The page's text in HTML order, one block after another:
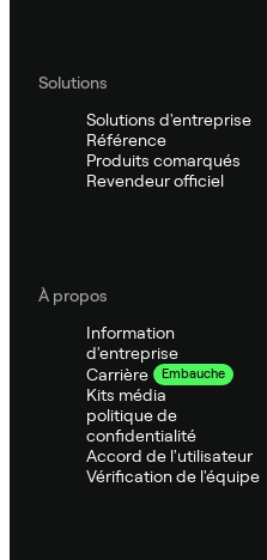
Solutions
Solutions d'entreprise
Référence
Produits comarqués
Revendeur officiel
À propos
Information
d'entreprise
Carrière
Embauche
Kits média
politique de
confidentialité
Accord de l'utilisateur
Vérification de l'équipe